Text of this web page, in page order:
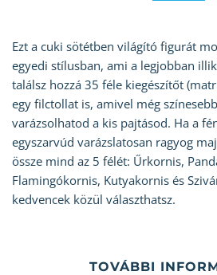
Ezt a cuki sötétben világító figurát
egyedi stílusban, ami a legjobban
találsz hozzá 35 féle kiegészítőt
egy filctollat is, amivel még
varázsolhatod a kis pajtásod. Ha a
egyszarvúd varázslatosan ragyog
össze mind az 5 félét: Űrkornis,
Flamingókornis, Kutyakornis és
kedvencek közül választhatsz.